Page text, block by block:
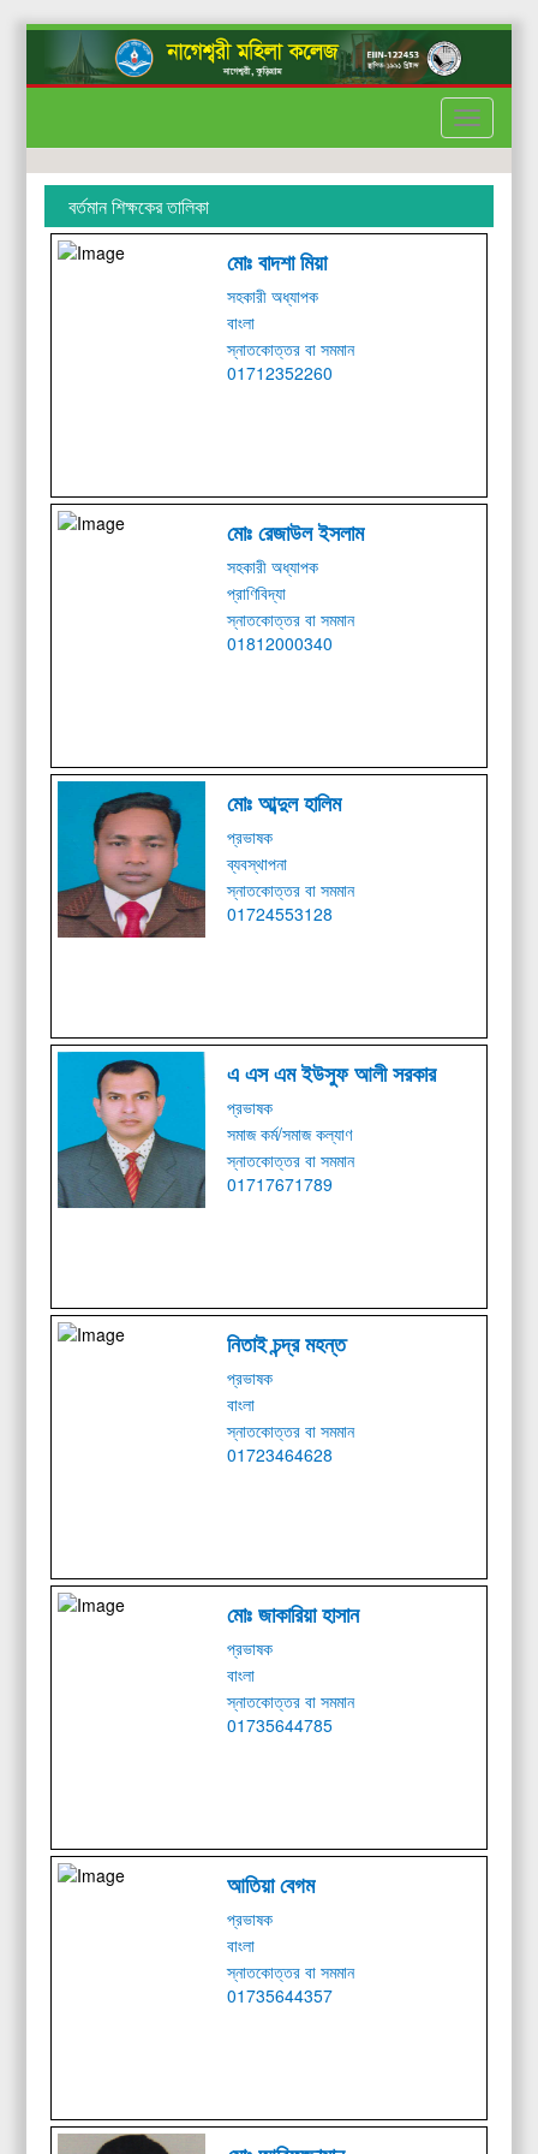
Toggle
Menu
বর্তমান শিক্ষকের তালিকা
মোঃ বাদশা মিয়া
সহকারী অধ্যাপক
বাংলা
স্নাতকোত্তর বা সমমান
01712352260
মোঃ রেজাউল ইসলাম
সহকারী অধ্যাপক
প্রাণিবিদ্যা
স্নাতকোত্তর বা সমমান
01812000340
মোঃ আব্দুল হালিম
প্রভাষক
ব্যবস্থাপনা
স্নাতকোত্তর বা সমমান
01724553128
এ এস এম ইউসুফ আলী সরকার
প্রভাষক
সমাজ কর্ম/সমাজ কল্যাণ
স্নাতকোত্তর বা সমমান
01717671789
নিতাই চন্দ্র মহন্ত
প্রভাষক
বাংলা
স্নাতকোত্তর বা সমমান
01723464628
মোঃ জাকারিয়া হাসান
প্রভাষক
বাংলা
স্নাতকোত্তর বা সমমান
01735644785
আতিয়া বেগম
প্রভাষক
বাংলা
স্নাতকোত্তর বা সমমান
01735644357